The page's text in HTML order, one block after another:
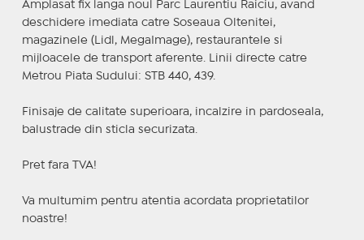
Amplasat fix langa noul Parc Laurentiu Raiciu, avand
deschidere imediata catre Soseaua Oltenitei,
magazinele (Lidl, MegaImage), restaurantele si
mijloacele de transport aferente. Linii directe catre
Metrou Piata Sudului: STB 440, 439.
Finisaje de calitate superioara, incalzire in pardoseala,
balustrade din sticla securizata.
Pret fara TVA!
Va multumim pentru atentia acordata proprietatilor
noastre!